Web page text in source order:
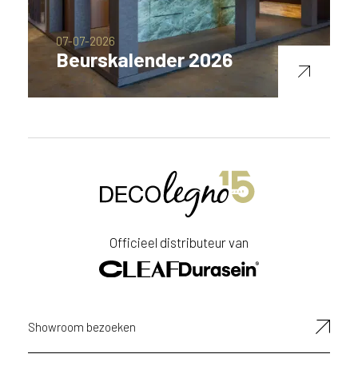
07-07-2026
Beurskalender 2026
Officieel distributeur van
Showroom bezoeken